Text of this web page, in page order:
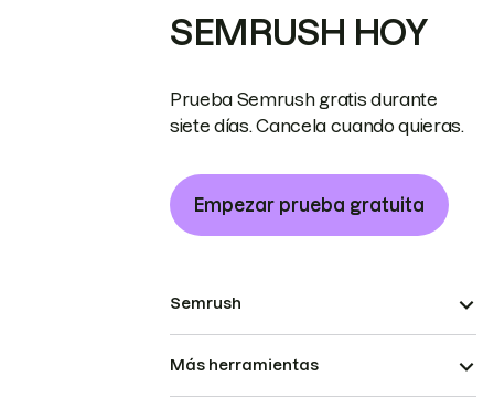
SEMRUSH HOY
Prueba Semrush gratis durante
siete días. Cancela cuando quieras.
Empezar prueba gratuita
Semrush
Más herramientas